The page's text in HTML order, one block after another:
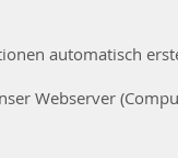
automatisch
Webserver